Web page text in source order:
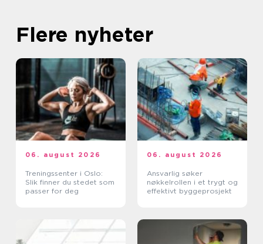
Flere nyheter
06. august 2026
Treningssenter i Oslo:
Slik finner du stedet som
passer for deg
06. august 2026
Ansvarlig søker
nøkkelrollen i et trygt og
effektivt byggeprosjekt